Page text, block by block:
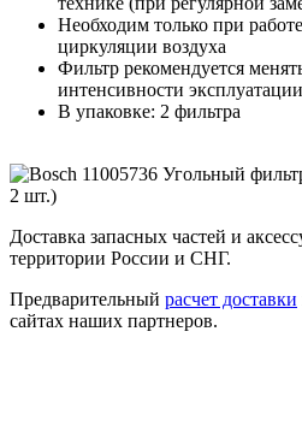
Необходим только при
циркуляции воздуха
Фильтр рекомендуется
интенсивности
В упаковке: 2 фильтра
Доставка запасных частей и
территории России и СНГ.
Предварительный расчет доставки
сайтах наших партнеров.